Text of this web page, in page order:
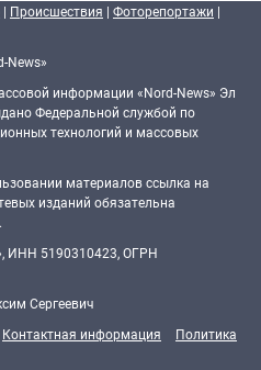
| Происшествия | Фоторепортажи |
News»
информации «Nord-News» Эл
Федеральной службой по
технологий и массовых
материалов ссылка на
изданий обязательна
ИНН 5190310423, ОГРН
Сергеевич
Контактная информация
Политика